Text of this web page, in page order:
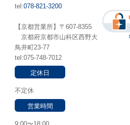
tel:078-821-3200
【京都営業所】〒607-8355
京都府京都市山科区西野大
鳥井町23-77
tel:075-748-7012
定休日
不定休
営業時間